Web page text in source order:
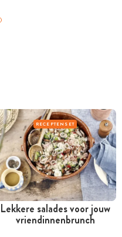
RECEPTENSET
Lekkere salades voor jouw
vriendinnenbrunch